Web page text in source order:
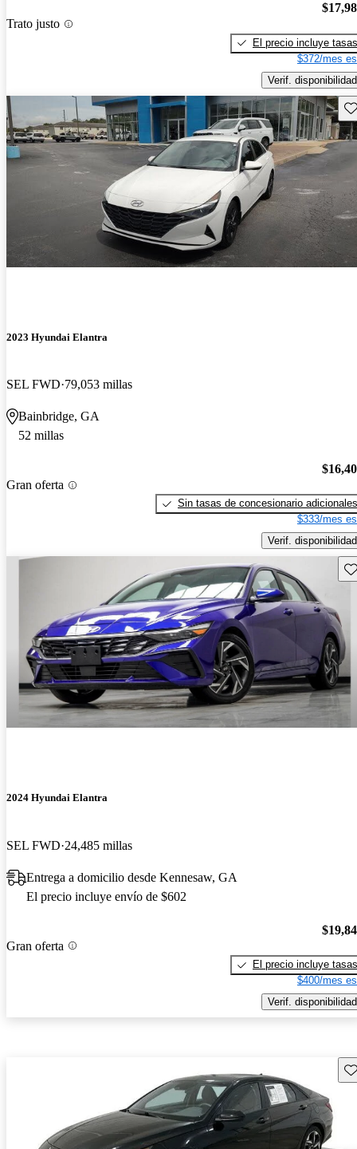
Trato justo
El precio incluye tasas
$372/mes
Verif. disponibilidad
2023 Hyundai Elantra
SEL FWD 79,053 millas
Bainbridge, GA
52 millas
Gran oferta
Sin tasas de concesionario adicionales
$333/mes
Verif. disponibilidad
2024 Hyundai Elantra
SEL FWD 24,485 millas
Entrega a domicilio desde Kennesaw, GA
El precio incluye envío de $602
Gran oferta
El precio incluye tasas
$400/mes
Verif. disponibilidad